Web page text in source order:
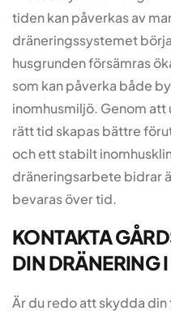
tiden kan påverkas av
dräneringssystemet
husgrunden försämras
som kan påverka både
inomhusmiljö. Genom
rätt tid skapas bättre
och ett stabilt
dräneringsarbete bidrar
bevaras över tid.
KONTAKTA
DIN DRÄNERING
Är du redo att skydda